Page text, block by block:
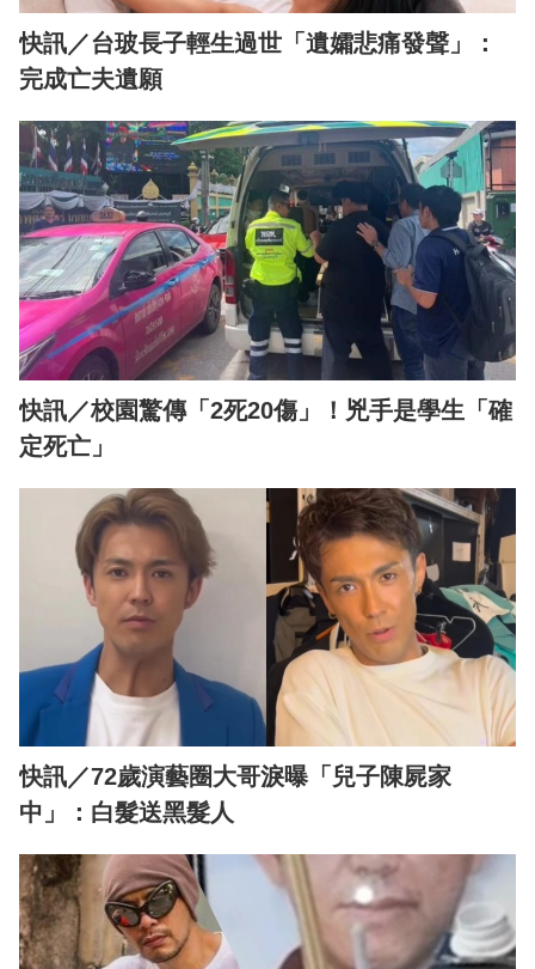
快訊／台玻長子輕生過世「遺孀悲痛發聲」：
完成亡夫遺願
快訊／校園驚傳「2死20傷」！兇手是學生「確
定死亡」
快訊／72歲演藝圈大哥淚曝「兒子陳屍家
中」：白髮送黑髮人